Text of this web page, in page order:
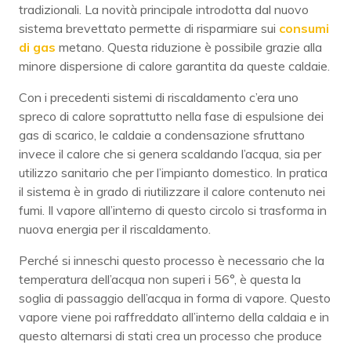
tradizionali. La novità principale introdotta dal nuovo
sistema brevettato permette di risparmiare sui consumi
di gas metano. Questa riduzione è possibile grazie alla
minore dispersione di calore garantita da queste caldaie.
Con i precedenti sistemi di riscaldamento c’era uno
spreco di calore soprattutto nella fase di espulsione dei
gas di scarico, le caldaie a condensazione sfruttano
invece il calore che si genera scaldando l’acqua, sia per
utilizzo sanitario che per l’impianto domestico. In pratica
il sistema è in grado di riutilizzare il calore contenuto nei
fumi. Il vapore all’interno di questo circolo si trasforma in
nuova energia per il riscaldamento.
Perché si inneschi questo processo è necessario che la
temperatura dell’acqua non superi i 56°, è questa la
soglia di passaggio dell’acqua in forma di vapore. Questo
vapore viene poi raffreddato all’interno della caldaia e in
questo alternarsi di stati crea un processo che produce